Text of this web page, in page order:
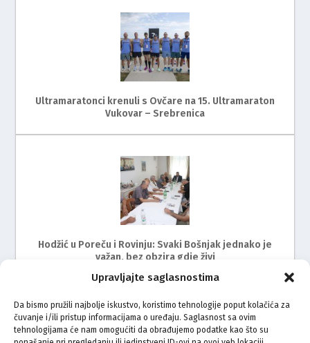
Upravljajte saglasnostima
Da bismo pružili najbolje iskustvo, koristimo tehnologije poput kolačića za
čuvanje i/ili pristup informacijama o uređaju. Saglasnost sa ovim
tehnologijama će nam omogućiti da obrađujemo podatke kao što su
Ultramaratonci krenuli s Ovčare na 15. Ultramaraton
Vukovar – Srebrenica
Hodžić u Poreču i Rovinju: Svaki Bošnjak jednako je
važan, bez obzira gdje živi